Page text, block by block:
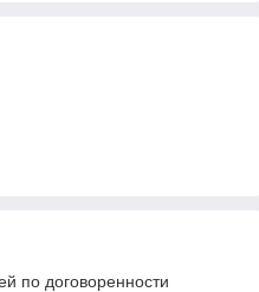
по договоренности